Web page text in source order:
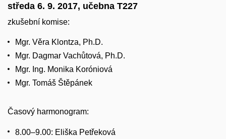
středa 6. 9. 2017, učebna T227
zkušební komise:
Mgr. Věra Klontza, Ph.D.
Mgr. Dagmar Vachůtová, Ph.D.
Mgr. Ing. Monika Koróniová
Mgr. Tomáš Štěpánek
Časový harmonogram:
8.00–9.00: Eliška Petřeková